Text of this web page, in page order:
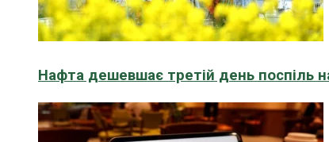
Нафта дешевшає третій день поспіль